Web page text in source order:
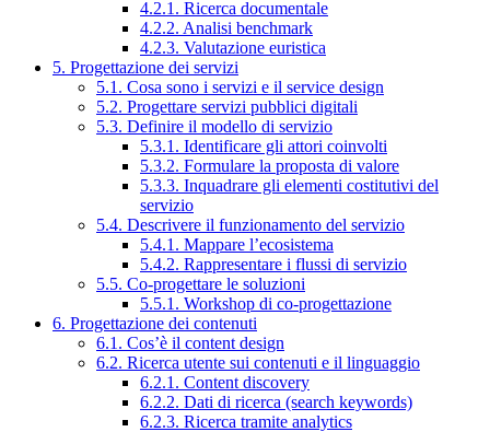
4.2.1. Ricerca documentale
4.2.2. Analisi benchmark
4.2.3. Valutazione euristica
5. Progettazione dei servizi
5.1. Cosa sono i servizi e il service design
5.2. Progettare servizi pubblici digitali
5.3. Definire il modello di servizio
5.3.1. Identificare gli attori coinvolti
5.3.2. Formulare la proposta di valore
5.3.3. Inquadrare gli elementi costitutivi del
servizio
5.4. Descrivere il funzionamento del servizio
5.4.1. Mappare l’ecosistema
5.4.2. Rappresentare i flussi di servizio
5.5. Co-progettare le soluzioni
5.5.1. Workshop di co-progettazione
6. Progettazione dei contenuti
6.1. Cos’è il content design
6.2. Ricerca utente sui contenuti e il linguaggio
6.2.1. Content discovery
6.2.2. Dati di ricerca (search keywords)
6.2.3. Ricerca tramite analytics